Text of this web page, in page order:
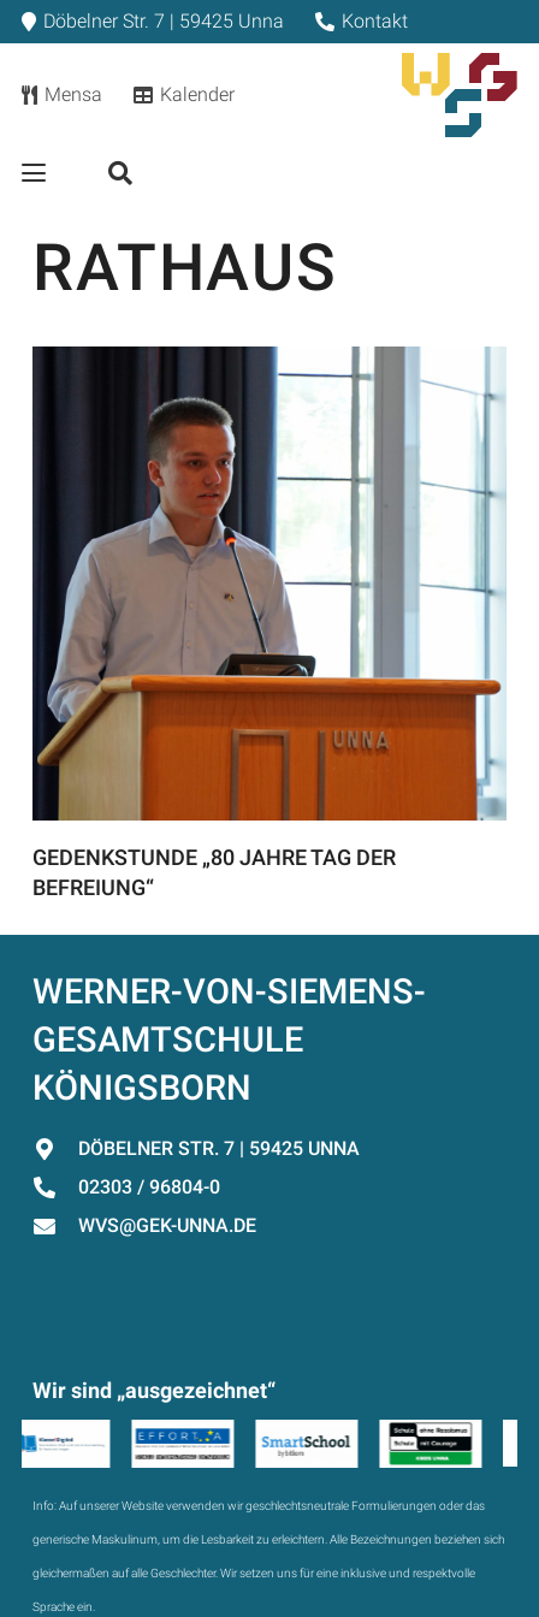
Döbelner Str. 7 | 59425 Unna Kontakt
Mensa Kalender
RATHAUS
GEDENKSTUNDE „80 JAHRE TAG DER
BEFREIUNG“
WERNER-VON-SIEMENS-
GESAMTSCHULE
KÖNIGSBORN
DÖBELNER STR. 7 | 59425 UNNA
02303 / 96804-0
WVS@GEK-UNNA.DE
Wir sind „ausgezeichnet“
Info:Auf unserer Website verwenden wir geschlechtsneutrale Formulierungen oder das
generische Maskulinum, um die Lesbarkeit zu erleichtern. Alle Bezeichnungen beziehen sich
gleichermaßen auf alle Geschlechter. Wir setzen uns für eine inklusive und respektvolle
Sprache ein.